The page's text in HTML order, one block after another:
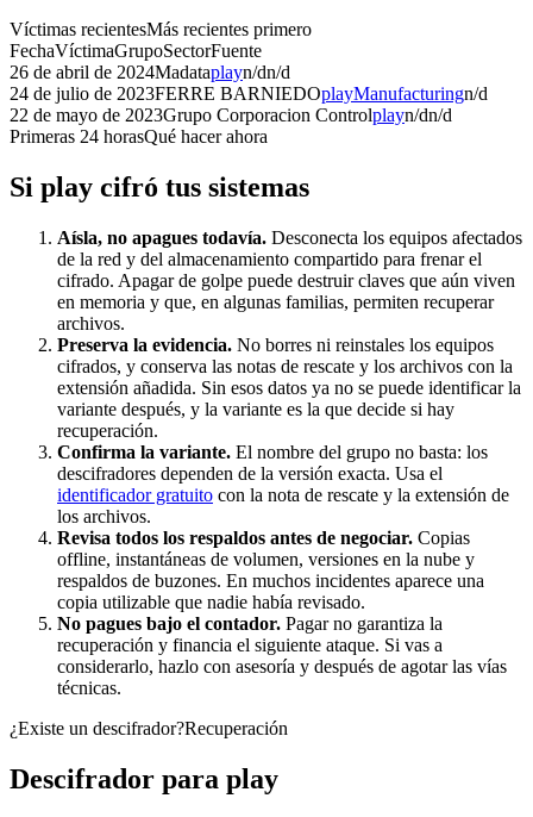
Víctimas recientesMás recientes primero
FechaVíctimaGrupoSectorFuente
26 de abril de 2024Madataplayn/dn/d
24 de julio de 2023FERRE BARNIEDOplayManufacturingn/d
22 de mayo de 2023Grupo Corporacion Controlplayn/dn/d
Primeras 24 horasQué hacer ahora
Si play cifró tus sistemas
Aísla, no apagues todavía. Desconecta los equipos afectados
de la red y del almacenamiento compartido para frenar el
cifrado. Apagar de golpe puede destruir claves que aún viven
en memoria y que, en algunas familias, permiten recuperar
archivos.
Preserva la evidencia. No borres ni reinstales los equipos
cifrados, y conserva las notas de rescate y los archivos con la
extensión añadida. Sin esos datos ya no se puede identificar la
variante después, y la variante es la que decide si hay
recuperación.
Confirma la variante. El nombre del grupo no basta: los
descifradores dependen de la versión exacta. Usa el
identificador gratuito con la nota de rescate y la extensión de
los archivos.
Revisa todos los respaldos antes de negociar. Copias
offline, instantáneas de volumen, versiones en la nube y
respaldos de buzones. En muchos incidentes aparece una
copia utilizable que nadie había revisado.
No pagues bajo el contador. Pagar no garantiza la
recuperación y financia el siguiente ataque. Si vas a
considerarlo, hazlo con asesoría y después de agotar las vías
técnicas.
¿Existe un descifrador?Recuperación
Descifrador para play